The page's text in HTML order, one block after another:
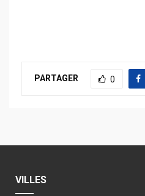
PARTAGER 0
VILLES